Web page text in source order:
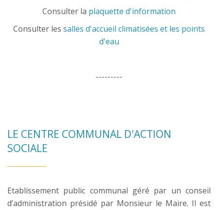
Consulter la plaquette d'information
Consulter les salles d'accueil climatisées et les points
d'eau
---------
LE CENTRE COMMUNAL D'ACTION
SOCIALE
Etablissement public communal géré par un conseil
d’administration présidé par Monsieur le Maire. Il est